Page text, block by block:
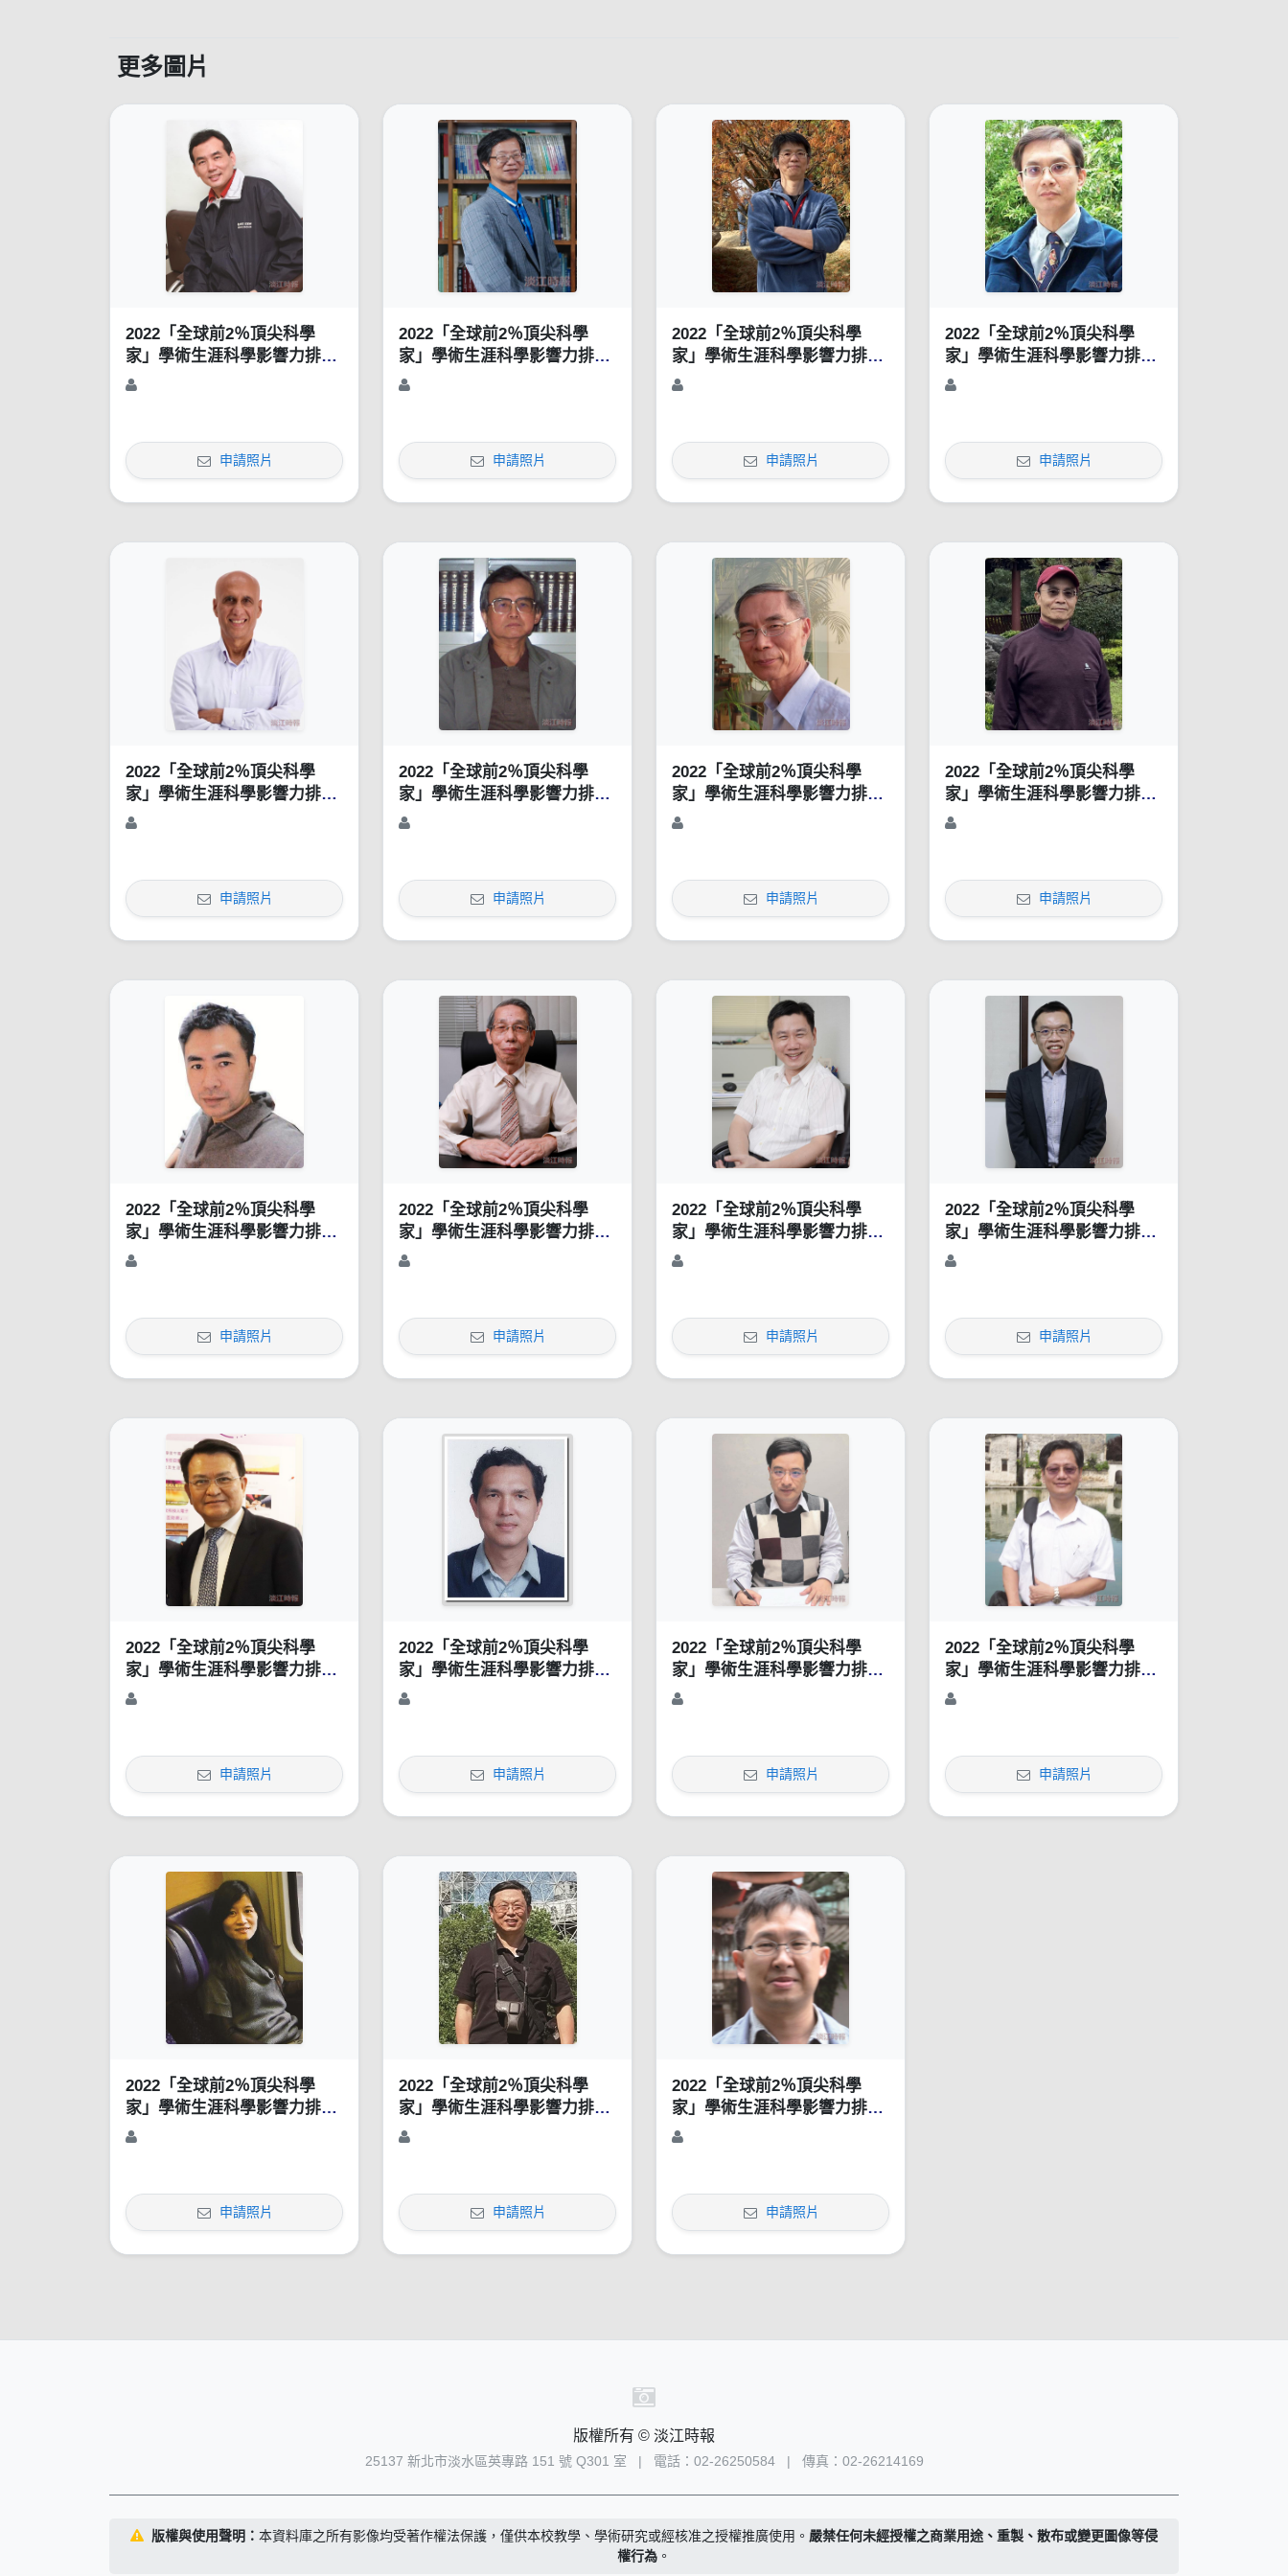
更多圖片
2022「全球前2％頂尖科學
家」學術生涯科學影響力排行
榜（1960-2021）
申請照片
2022「全球前2％頂尖科學
家」學術生涯科學影響力排行
榜（1960-2021）
申請照片
2022「全球前2％頂尖科學
家」學術生涯科學影響力排行
榜（1960-2021）
申請照片
2022「全球前2％頂尖科學
家」學術生涯科學影響力排行
榜（1960-2021）
申請照片
2022「全球前2％頂尖科學
家」學術生涯科學影響力排行
榜（1960-2021）
申請照片
2022「全球前2％頂尖科學
家」學術生涯科學影響力排行
榜（1960-2021）
申請照片
2022「全球前2％頂尖科學
家」學術生涯科學影響力排行
榜（1960-2021）
申請照片
2022「全球前2％頂尖科學
家」學術生涯科學影響力排行
榜（1960-2021）
申請照片
2022「全球前2％頂尖科學
家」學術生涯科學影響力排行
榜（1960-2021）
申請照片
2022「全球前2％頂尖科學
家」學術生涯科學影響力排行
榜（1960-2021）
申請照片
2022「全球前2％頂尖科學
家」學術生涯科學影響力排行
榜（1960-2021）
申請照片
2022「全球前2％頂尖科學
家」學術生涯科學影響力排行
榜（1960-2021）
申請照片
2022「全球前2％頂尖科學
家」學術生涯科學影響力排行
榜（1960-2021）
申請照片
2022「全球前2％頂尖科學
家」學術生涯科學影響力排行
榜（1960-2021）
申請照片
2022「全球前2％頂尖科學
家」學術生涯科學影響力排行
榜（1960-2021）
申請照片
2022「全球前2％頂尖科學
家」學術生涯科學影響力排行
榜（1960-2021）
申請照片
2022「全球前2％頂尖科學
家」學術生涯科學影響力排行
榜（1960-2021）
申請照片
2022「全球前2％頂尖科學
家」學術生涯科學影響力排行
榜（1960-2021）
申請照片
2022「全球前2％頂尖科學
家」學術生涯科學影響力排行
榜（1960-2021）
申請照片
版權所有 © 淡江時報
25137 新北市淡水區英專路 151 號 Q301 室 | 電話：02-26250584 | 傳真：02-26214169
版權與使用聲明： 本資料庫之所有影像均受著作權法保護，僅供本校教學、學術研究或經核准之授權推廣使用。 嚴禁任何未經授權之商業用途、重製、散布或變更圖像等侵
權行為 。